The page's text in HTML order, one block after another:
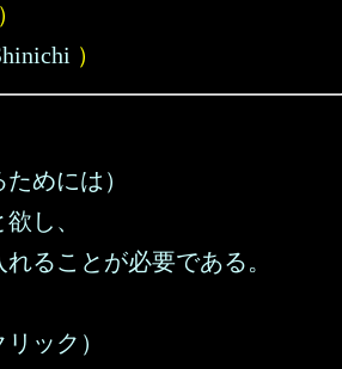
）
）
ためには）
し、
ることが必要である。
ック）